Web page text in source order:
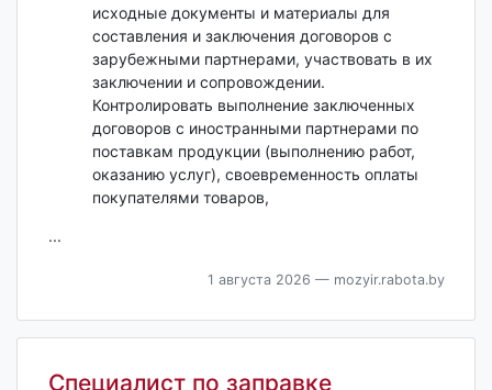
исходные документы и материалы для
составления и заключения договоров с
зарубежными партнерами, участвовать в их
заключении и сопровождении.
Контролировать выполнение заключенных
договоров с иностранными партнерами по
поставкам продукции (выполнению работ,
оказанию услуг), своевременность оплаты
покупателями товаров,
...
1 августа 2026 — mozyir.rabota.by
Специалист по заправке